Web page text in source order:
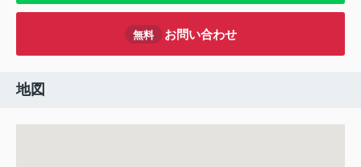
無料 お問い合わせ
地図